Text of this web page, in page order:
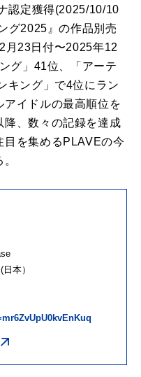
認定獲得(2025/10/10
グ2025』の作品別売
月23日付〜2025年12
グ」41位、「アーテ
キング」で4位にラン
アイドルの最高順位を
降、数々の記録を達成
目を集めるPLAVEの今
本）